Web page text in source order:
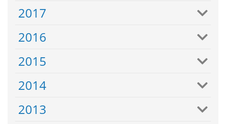
2017
2016
2015
2014
2013